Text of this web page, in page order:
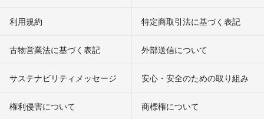
利用規約 特定商取引法に基づく表記
古物営業法に基づく表記 外部送信について
サステナビリティメッセージ 安心・安全のための取り組み
権利侵害について
商標権について